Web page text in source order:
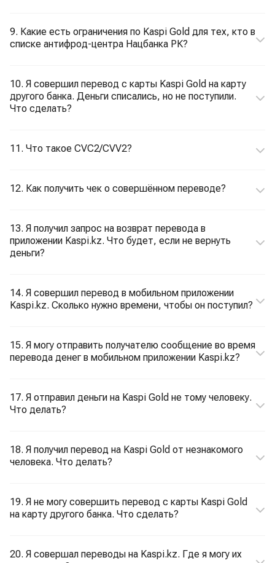
9. Какие есть ограничения по Kaspi Gold для тех, кто в
списке антифрод-центра Нацбанка РК?
10. Я совершил перевод с карты Kaspi Gold на карту
другого банка. Деньги списались, но не поступили.
Что сделать?
11. Что такое CVC2/CVV2?
12. Как получить чек о совершённом переводе?
13. Я получил запрос на возврат перевода в
приложении Kaspi.kz. Что будет, если не вернуть
деньги?
14. Я совершил перевод в мобильном приложении
Kaspi.kz. Сколько нужно времени, чтобы он поступил?
15. Я могу отправить получателю сообщение во время
перевода денег в мобильном приложении Kaspi.kz?
17. Я отправил деньги на Kaspi Gold не тому человеку.
Что делать?
18. Я получил перевод на Kaspi Gold от незнакомого
человека. Что делать?
19. Я не могу совершить перевод с карты Kaspi Gold
на карту другого банка. Что сделать?
20. Я совершал переводы на Kaspi.kz. Где я могу их